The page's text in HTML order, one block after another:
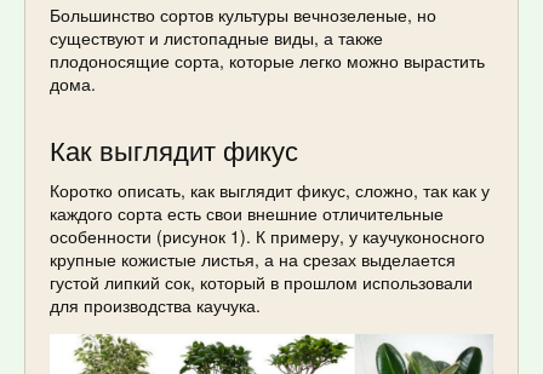
Большинство сортов культуры вечнозеленые, но
существуют и листопадные виды, а также
плодоносящие сорта, которые легко можно вырастить
дома.
Как выглядит фикус
Коротко описать, как выглядит фикус, сложно, так как у
каждого сорта есть свои внешние отличительные
особенности (рисунок 1). К примеру, у каучуконосного
крупные кожистые листья, а на срезах выделается
густой липкий сок, который в прошлом использовали
для производства каучука.